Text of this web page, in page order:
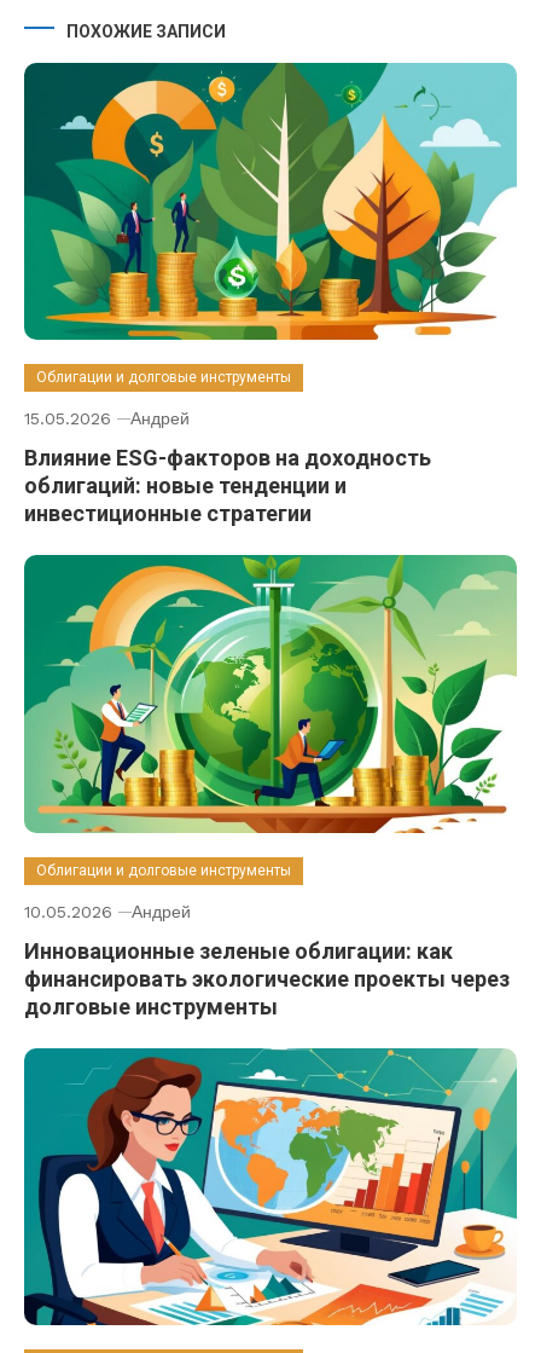
ПОХОЖИЕ ЗАПИСИ
Облигации и долговые инструменты
15.05.2026 Андрей
Влияние ESG-факторов на доходность
облигаций: новые тенденции и
инвестиционные стратегии
Облигации и долговые инструменты
10.05.2026 Андрей
Инновационные зеленые облигации: как
финансировать экологические проекты через
долговые инструменты